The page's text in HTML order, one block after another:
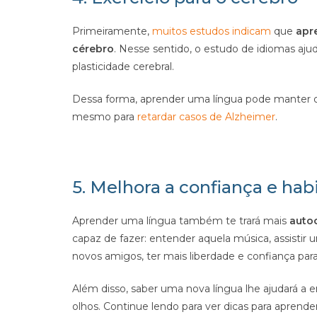
Primeiramente, muitos estudos indicam que
cérebro. Nesse sentido, o estudo de idiomas
plasticidade cerebral.
Dessa forma, aprender uma língua pode
mesmo para retardar casos de Alzheimer.
5. Melhora a confiança e
Aprender uma língua também te trará mais
capaz de fazer: entender aquela música,
novos amigos, ter mais liberdade e confiança
Além disso, saber uma nova língua lhe ajudará
olhos. Continue lendo para ver dicas para